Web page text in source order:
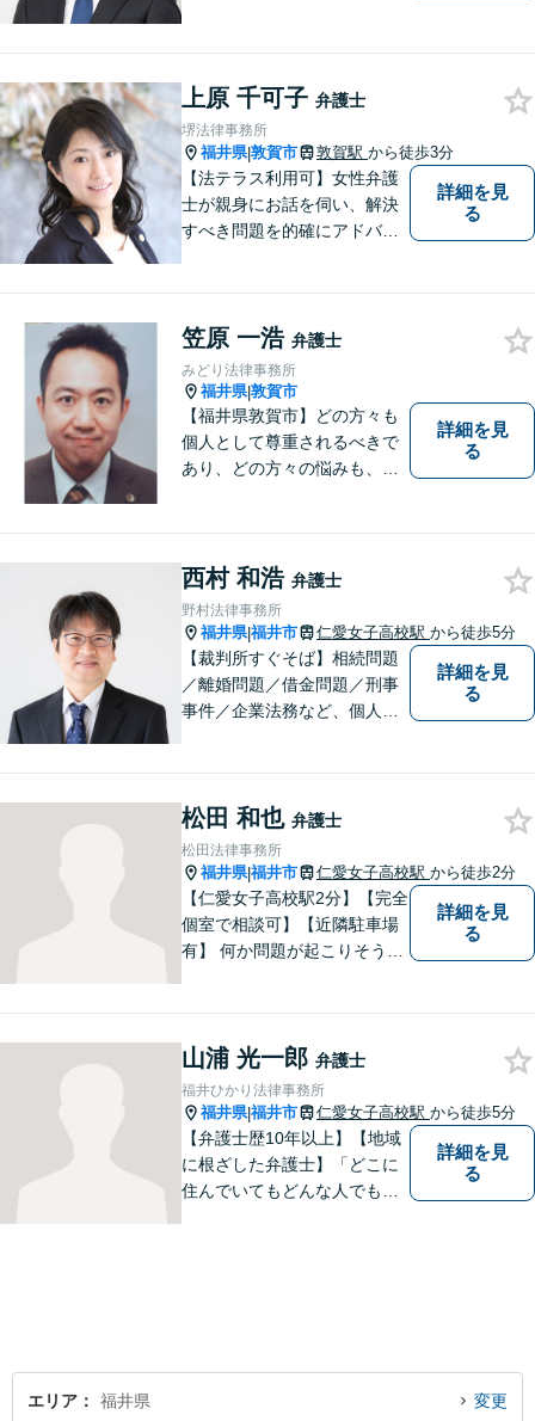
故／刑事弁護・犯罪被害者な
ど、幅広く対応可能。お気軽
にご相談ください。
上原 千可子 弁護士
堺法律事務所
福井県|敦賀市 敦賀駅 から徒歩3分
【法テラス利用可】女性弁護
士が親身にお話を伺い、解決
すべき問題を的確にアドバイ
実績があります。まずはお気
軽にお問い合わせください。
詳細を見
る
笠原 一浩 弁護士
みどり法律事務所
福井県|敦賀市
【福井県敦賀市】どの方々も
個人として尊重されるべきで
あり、どの方々の悩みも、そ
識の壁も越えて、解決が図ら
れる必要があります。
詳細を見
る
西村 和浩 弁護士
野村法律事務所
福井県|福井市 仁愛女子高校駅 から徒歩5分
【裁判所すぐそば】相続問題
／離婚問題／借金問題／刑事
事件／企業法務など、個人・
お気軽にご相談ください。
【法テラス利用可】【完全個
室】【夜間・休日面談可】
詳細を見
る
松田 和也 弁護士
松田法律事務所
福井県|福井市 仁愛女子高校駅 から徒歩2分
【仁愛女子高校駅2分】【完全
個室で相談可】【近隣駐車場
有】 何か問題が起こりそうと
問に思ったときには、迷わず
すぐにご相談ください。一緒
に解決の方法を考えましょ
う。
詳細を見
る
山浦 光一郎 弁護士
福井ひかり法律事務所
福井県|福井市 仁愛女子高校駅 から徒歩5分
【弁護士歴10年以上】【地域
に根ざした弁護士】「どこに
住んでいてもどんな人でも等
す。
詳細を見
る
エリア 福井県 変更